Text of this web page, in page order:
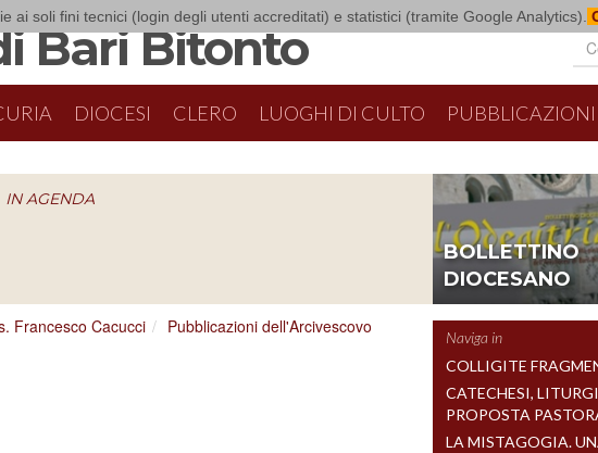
ai soli fini tecnici (login degli utenti accreditati) e statistici (tramite Google Analytics).
Bari Bitonto
DIOCESI CLERO LUOGHI DI CULTO PUBBLICAZIONI
IN AGENDA
BOLLETTINO
DIOCESANO
Francesco Cacucci Pubblicazioni dell'Arcivescovo
Naviga in
COLLIGITE
CATECHESI,
PROPOSTA
LA MISTAGOGIA.